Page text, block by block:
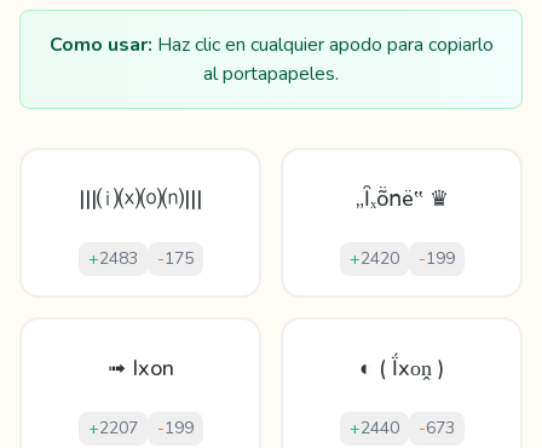
Como usar: Haz clic en cualquier apodo para copiarlo
al portapapeles.
|||⒤⒳⒪⒩|||
+2483 -175
„Ȋₓṏոë‟ ♛
+2420 -199
➟ Ixon
+2207 -199
◐ ( Ḯхᴏṋ )
+2440 -673